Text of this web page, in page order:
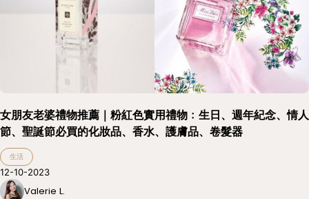
女朋友老婆禮物推薦｜粉紅色實用禮物﹕生日、週年紀念、情人
節、聖誕節必買的化妝品、香水、護膚品、卷髮器
生活
12-10-2023
Valerie L.